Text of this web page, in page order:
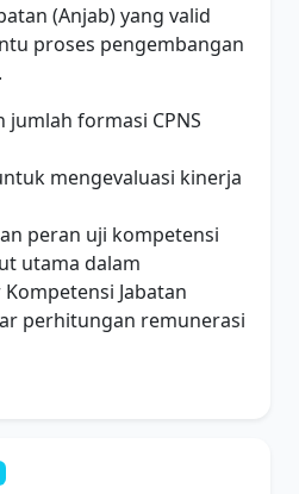
(Anjab) yang valid
proses pengembangan
jumlah formasi CPNS
mengevaluasi kinerja
peran uji kompetensi
utama dalam
Jabatan
perhitungan remunerasi